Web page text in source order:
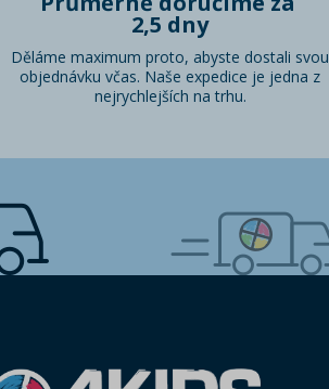
2,5 dny
Děláme maximum proto, abyste dostali svou
objednávku včas. Naše expedice je jedna z
nejrychlejších na trhu.